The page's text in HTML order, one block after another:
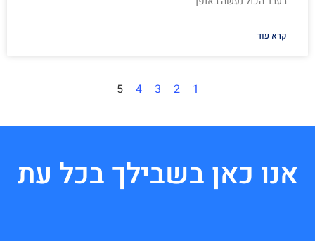
קרא עוד
1
2
3
4
5
אנו כאן בשבילך בכל עת